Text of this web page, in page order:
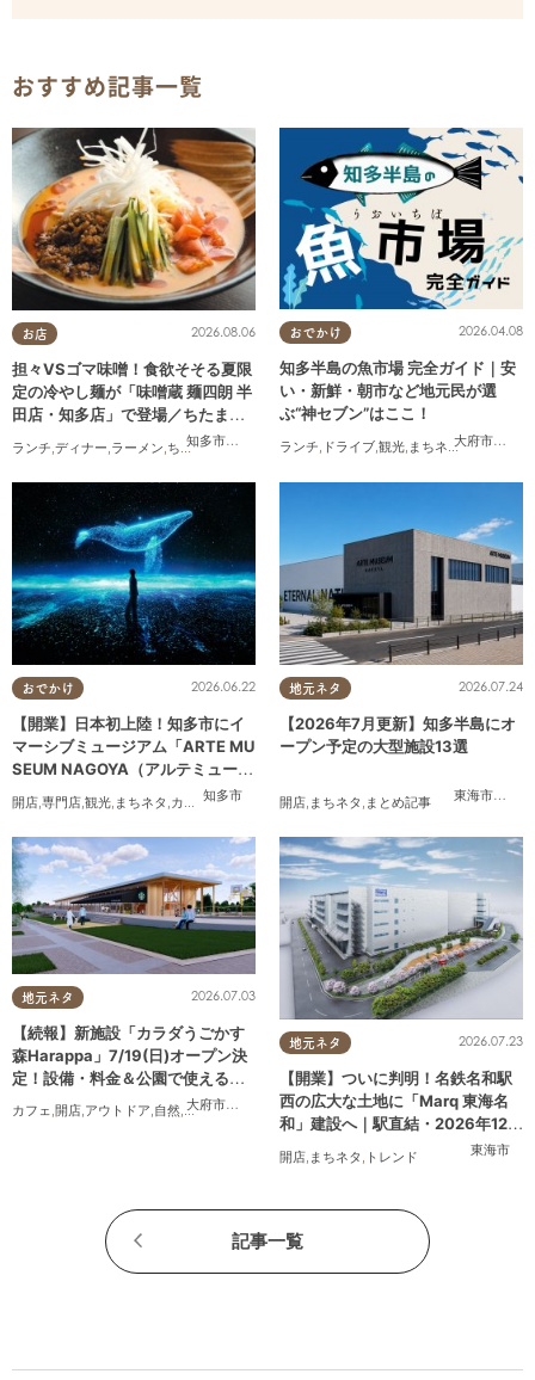
おすすめ記事一覧
お店
知多市
,半田市
2026.08.06
担々VSゴマ味噌！食欲そそる夏限
定の冷やし麺が「味噌蔵 麺四朗 半
田店・知多店」で登場／ちたまる
ランチ,ディナー,ラーメン,ちたまる広告
おでかけ
大府市半田
2026.04.08
知多半島の魚市場 完全ガイド｜安
い・新鮮・朝市など地元民が選
ぶ“神セブン”はここ！
ランチ, ドライブ,観光, まちネタ ,連載 家族
おでかけ
知多市
2026.06.22
【開業】日本初上陸！知多市にイ
マーシブミュージアム「ARTE MU
SEUM NAGOYA（アルテミュージ
アムナゴヤ）」が2026年11月下旬
にオープン
開店 専門店 観光 まちネタ カップル ,友人
地元ネタ
東海市
,大府
2026.07.24
【2026年7月更新】知多半島にオ
ープン予定の大型施設13選
開店 まちネタ まとめ記事
地元ネタ
大府市東浦町
2026.07.03
【続報】新施設「カラダうごかす
森Harappa」7/19(日)オープン決
定！設備・料金＆公園で使えるレ
ンタルアイテムも登場
カフェ,開店,アウトドア,自然,まちネタ, 友人,ペット,トレンド,KURUTOHP
地元ネタ
東海市
2026.07.23
【開業】ついに判明！名鉄名和駅
西の広大な土地に「Marq 東海名
和」建設へ｜駅直結・2026年12月
開店 まちネタ トレンド
記事一覧